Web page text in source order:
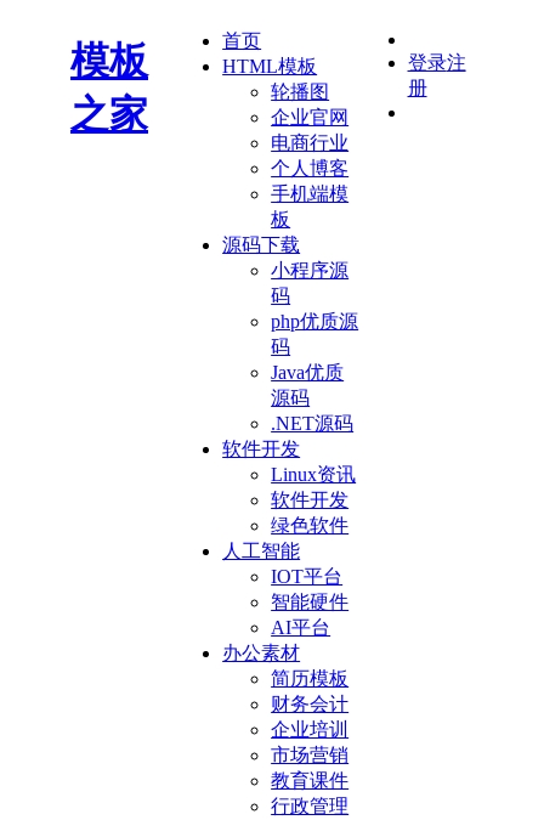
模板
之家
首页
HTML模板
轮播图
企业官网
电商行业
个人博客
手机端模
板
源码下载
小程序源
码
php优质源
码
Java优质
源码
.NET源码
软件开发
Linux资讯
软件开发
绿色软件
人工智能
IOT平台
智能硬件
AI平台
办公素材
简历模板
财务会计
企业培训
市场营销
教育课件
行政管理
登录注
册